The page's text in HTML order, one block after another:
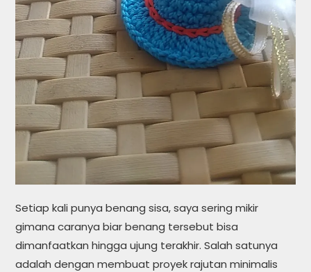
Setiap kali punya benang sisa, saya sering mikir
gimana caranya biar benang tersebut bisa
dimanfaatkan hingga ujung terakhir. Salah satunya
adalah dengan membuat proyek rajutan minimalis